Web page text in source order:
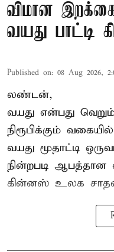
விமான இறக்கை
வயது பாட்டி
Published on: 08 Aug 2026,
லண்டன்,
வயது என்பது
நிரூபிக்கும்
வயது மூதாட்டி
நின்றபடி ஆபத்தான
கின்னஸ் உலக